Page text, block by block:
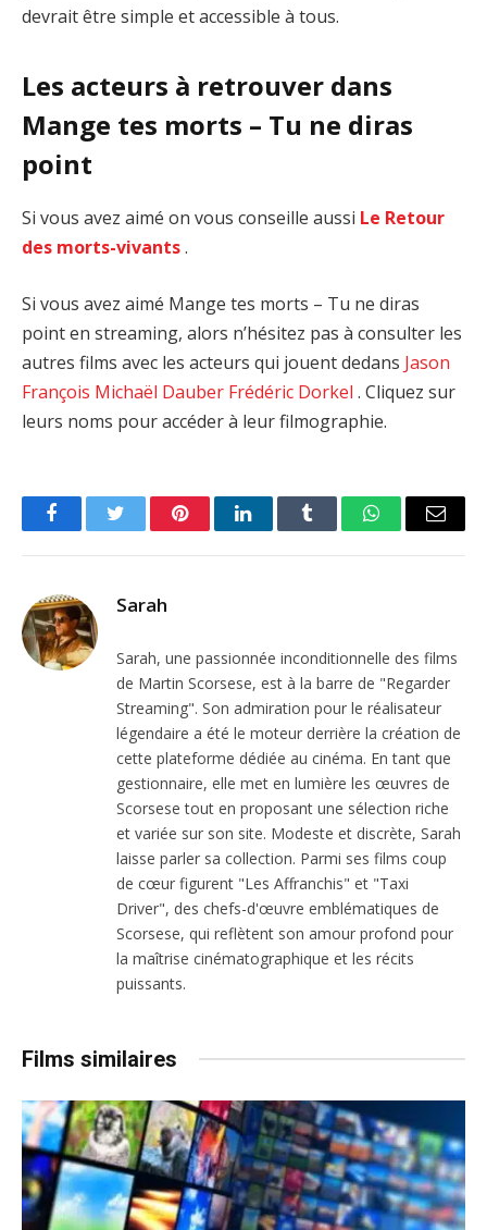
devrait être simple et accessible à tous.
Les acteurs à retrouver dans
Mange tes morts – Tu ne diras
point
Si vous avez aimé on vous conseille aussi Le Retour
des morts-vivants.
Si vous avez aimé Mange tes morts – Tu ne diras
point en streaming, alors n’hésitez pas à consulter les
autres films avec les acteurs qui jouent dedans Jason
François Michaël Dauber Frédéric Dorkel . Cliquez sur
leurs noms pour accéder à leur filmographie.
FacebookTwitter PinterestLinkedInTumblr WhatsAppEmail
Sarah
Sarah, une passionnée inconditionnelle des films
de Martin Scorsese, est à la barre de "Regarder
Streaming". Son admiration pour le réalisateur
légendaire a été le moteur derrière la création de
cette plateforme dédiée au cinéma. En tant que
gestionnaire, elle met en lumière les œuvres de
Scorsese tout en proposant une sélection riche
et variée sur son site. Modeste et discrète, Sarah
laisse parler sa collection. Parmi ses films coup
de cœur figurent "Les Affranchis" et "Taxi
Driver", des chefs-d'œuvre emblématiques de
Scorsese, qui reflètent son amour profond pour
la maîtrise cinématographique et les récits
puissants.
Films similaires